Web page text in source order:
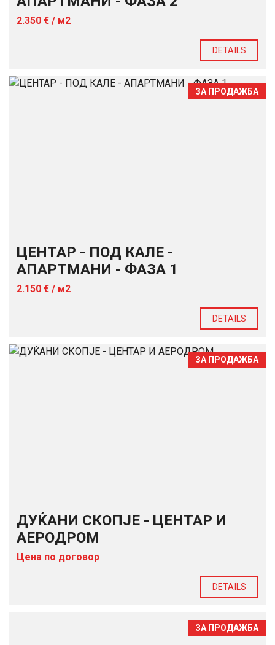
2.350 € / м2
DETAILS
ЗА ПРОДАЖБА
ЦЕНТАР - ПОД КАЛЕ -
АПАРТМАНИ - ФАЗА 1
2.150 € / м2
DETAILS
ЗА ПРОДАЖБА
ДУЌАНИ СКОПЈЕ - ЦЕНТАР И
АЕРОДРОМ
Цена по договор
DETAILS
ЗА ПРОДАЖБА